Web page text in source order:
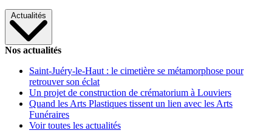
Actualités
Nos actualités
Saint-Juéry-le-Haut : le cimetière se métamorphose pour
retrouver son éclat
Un projet de construction de crématorium à Louviers
Quand les Arts Plastiques tissent un lien avec les Arts
Funéraires
Voir toutes les actualités